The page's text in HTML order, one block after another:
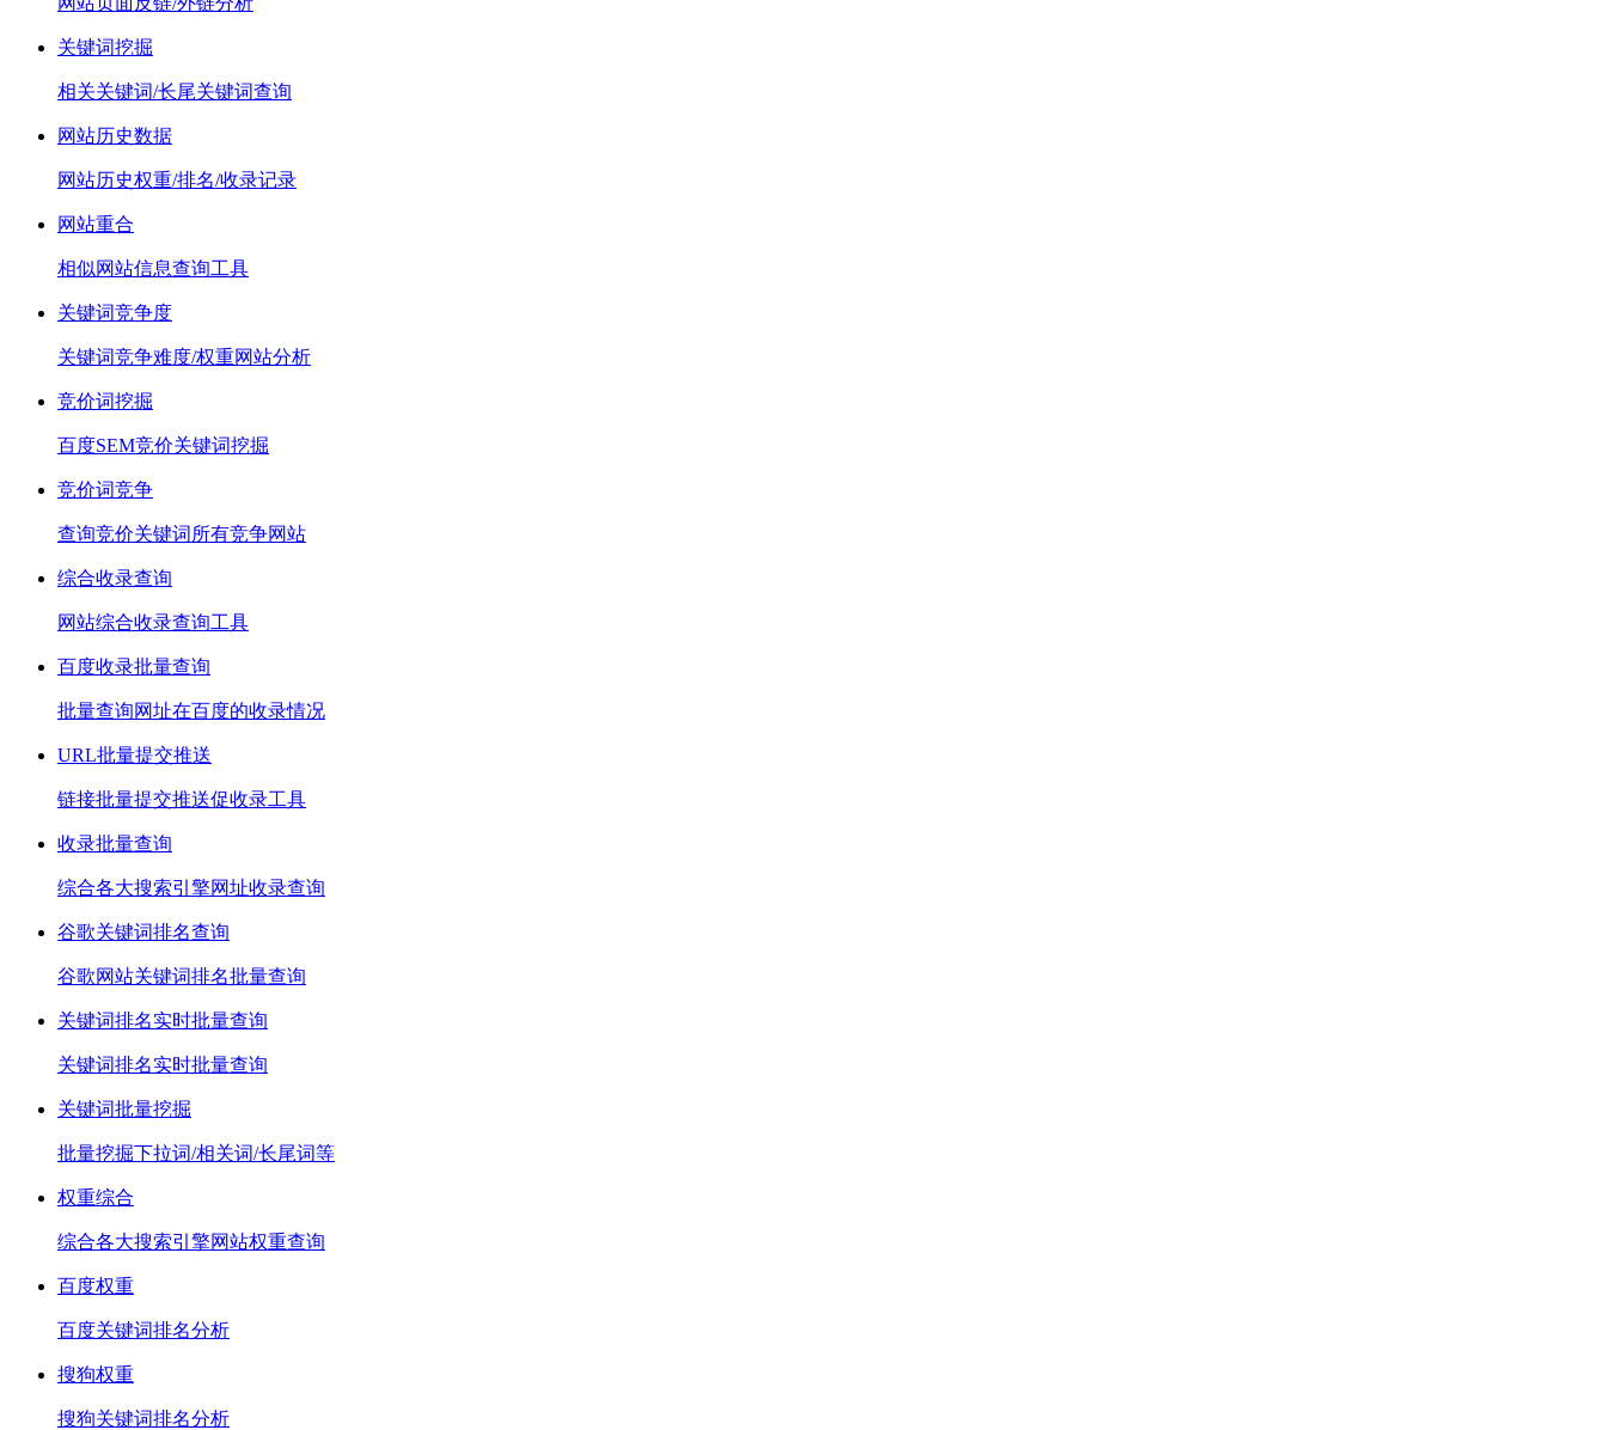
关键词挖掘
相关关键词/长尾关键词查询
网站历史数据
网站历史权重/排名/收录记录
网站重合
相似网站信息查询工具
关键词竞争度
关键词竞争难度/权重网站分析
竞价词挖掘
百度SEM竞价关键词挖掘
竞价词竞争
查询竞价关键词所有竞争网站
综合收录查询
网站综合收录查询工具
百度收录批量查询
批量查询网址在百度的收录情况
URL批量提交推送
链接批量提交推送促收录工具
收录批量查询
综合各大搜索引擎网址收录查询
谷歌关键词排名查询
谷歌网站关键词排名批量查询
关键词排名实时批量查询
关键词排名实时批量查询
关键词批量挖掘
批量挖掘下拉词/相关词/长尾词等
权重综合
综合各大搜索引擎网站权重查询
百度权重
百度关键词排名分析
搜狗权重
搜狗关键词排名分析